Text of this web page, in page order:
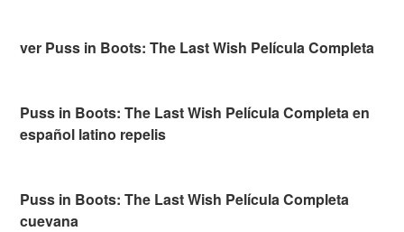
ver Puss in Boots: The Last Wish Película Completa
Puss in Boots: The Last Wish Película Completa en
español latino repelis
Puss in Boots: The Last Wish Película Completa
cuevana